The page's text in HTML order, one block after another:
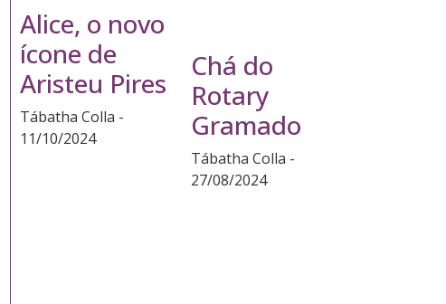
Alice, o novo
ícone de
Aristeu Pires
Tábatha Colla
11/10/2024
Chá do
Rotary
Gramado
Tábatha Colla
27/08/2024